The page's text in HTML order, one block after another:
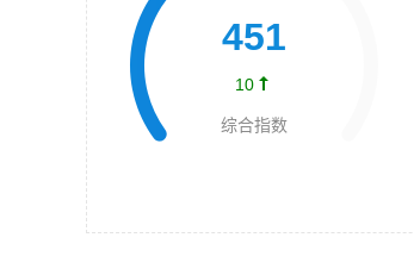
451
10 
综合指数